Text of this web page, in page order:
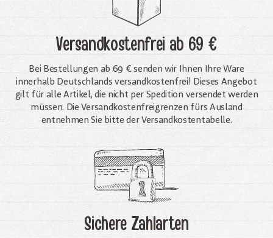
Versandkostenfreiab 69 €
Bei Bestellungen ab 69 € senden wir Ihnen Ihre Ware
innerhalb Deutschlands versandkostenfrei! Dieses Angebot
gilt für alle Artikel, die nicht per Spedition versendet werden
müssen. Die Versandkosten­freigrenzen fürs Ausland
entnehmen Sie bitte der Versandkostentabelle.
Sichere Zahlarten